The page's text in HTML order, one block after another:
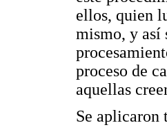
ellos, quien
mismo, y así
proceso de
aquellas
Se aplicaron